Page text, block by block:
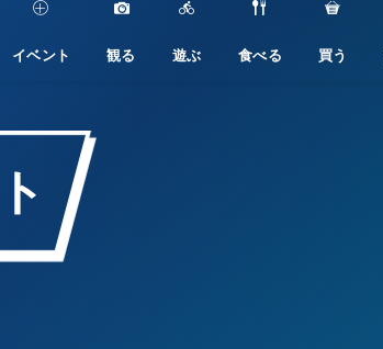
イベント 観る 遊ぶ 食べる 買う